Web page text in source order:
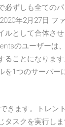
必ずしも全ての
年2月27日 フ
ルとして合体させ
のユーザーは
ることになりま
を1つのサーバー
きます。トレン
タスクを実行し